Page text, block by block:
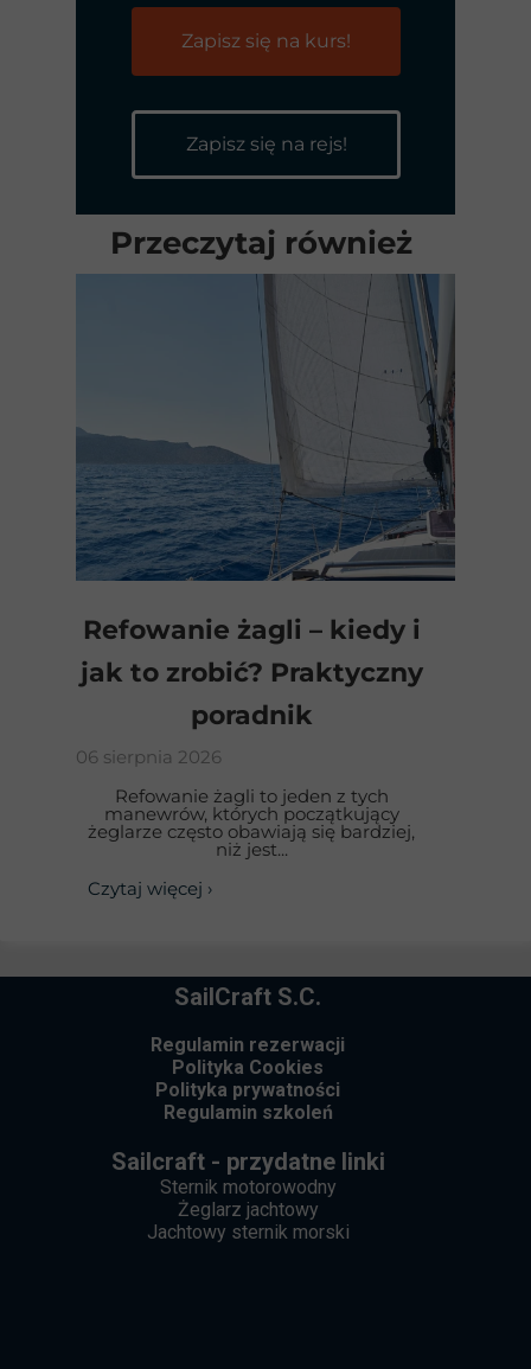
Przeczytaj również
Refowanie żagli – kiedy i
jak to zrobić? Praktyczny
poradnik
06 sierpnia 2026
Refowanie żagli to jeden z tych
manewrów, których początkujący
żeglarze często obawiają się bardziej,
niż jest...
Czytaj więcej ›
Zapisz się na rejs!
Zapisz się na kurs!
Sailcraft - przydatne linki
Sternik motorowodny
Żeglarz jachtowy
Jachtowy sternik morski
SailCraft S.C.
Regulamin rezerwacji
Polityka Cookies
Polityka prywatności
Regulamin szkoleń